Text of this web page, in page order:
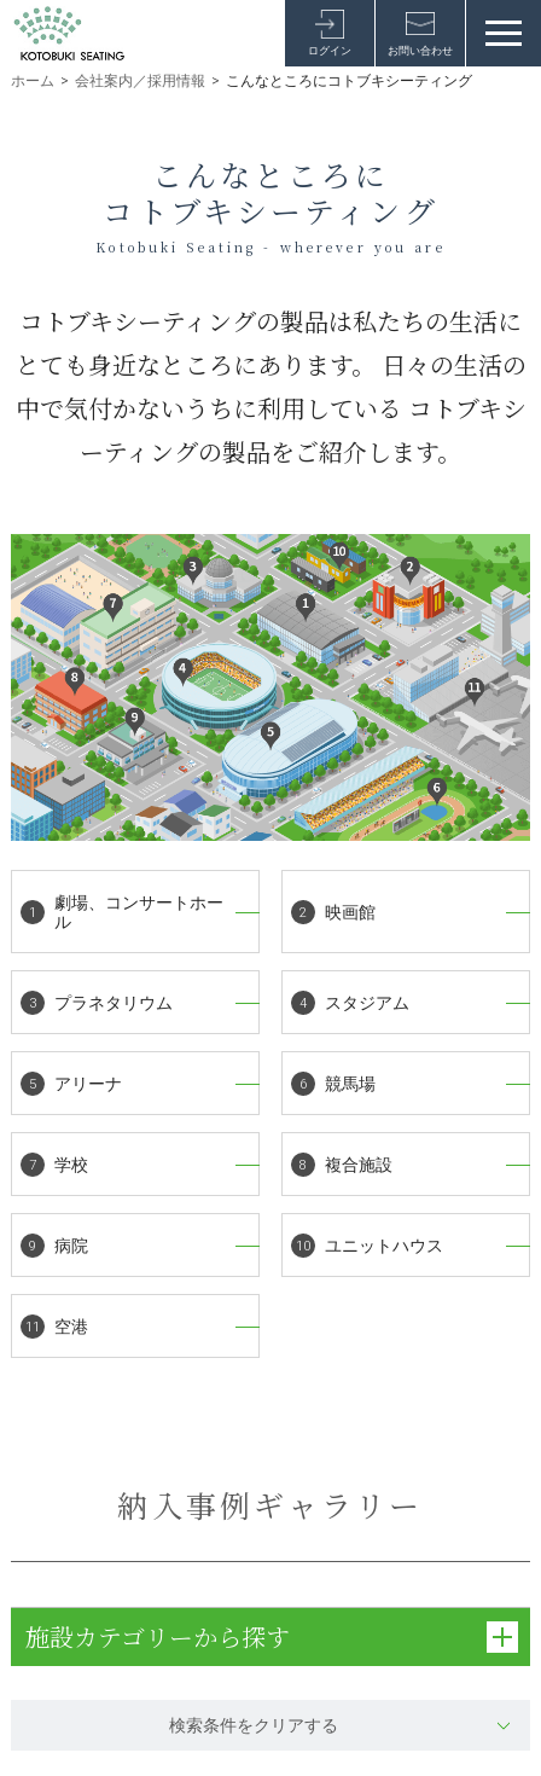
ログイン お問い合わせ
ホーム > 会社案内／採用情報 > こんなところにコトブキシーティング
こんなところに
コトブキシーティング
Kotobuki Seating - wherever you are
コトブキシーティングの製品は私たちの生活に
とても身近なところにあります。
日々の生活の
中で気付かないうちに利用している コトブキシ
ーティングの製品をご紹介します。
劇場、コンサートホー
ル
映画館
プラネタリウム スタジアム
アリーナ 競馬場
学校 複合施設
病院 ユニットハウス
空港
納入事例ギャラリー
施設カテゴリーから探す
検索条件をクリアする